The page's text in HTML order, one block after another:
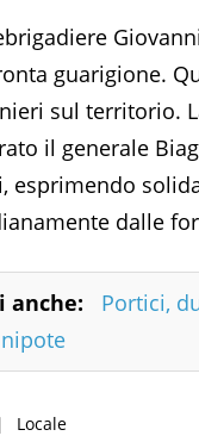
guarigione.
sul territorio.
il generale
esprimendo
dalle
anche:
Portici,
Locale